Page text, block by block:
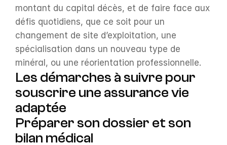
montant du capital décès, et de faire face aux
défis quotidiens, que ce soit pour un
changement de site d’exploitation, une
spécialisation dans un nouveau type de
minéral, ou une réorientation professionnelle.
Les démarches à suivre pour
souscrire une assurance vie
adaptée
Préparer son dossier et son
bilan médical